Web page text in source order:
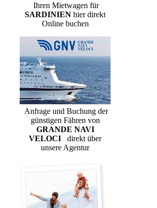
Ihren Mietwagen für
SARDINIEN hier direkt
Online buchen
Anfrage und Buchung der
günstigen Fähren von
GRANDE NAVI
VELOCI direkt über
unsere Agentur